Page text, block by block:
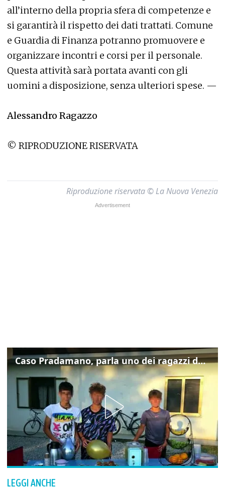
all’interno della propria sfera di competenze e
si garantirà il rispetto dei dati trattati. Comune
e Guardia di Finanza potranno promuovere e
organizzare incontri e corsi per il personale.
Questa attività sarà portata avanti con gli
uomini a disposizione, senza ulteriori spese. —
Alessandro Ragazzo
© RIPRODUZIONE RISERVATA
Riproduzione riservata © La Nuova Venezia
Caso Pradamano, parla uno dei ragazzi denunciati per la limonata: "Volevo anche aiutare i miei"
LEGGI ANCHE